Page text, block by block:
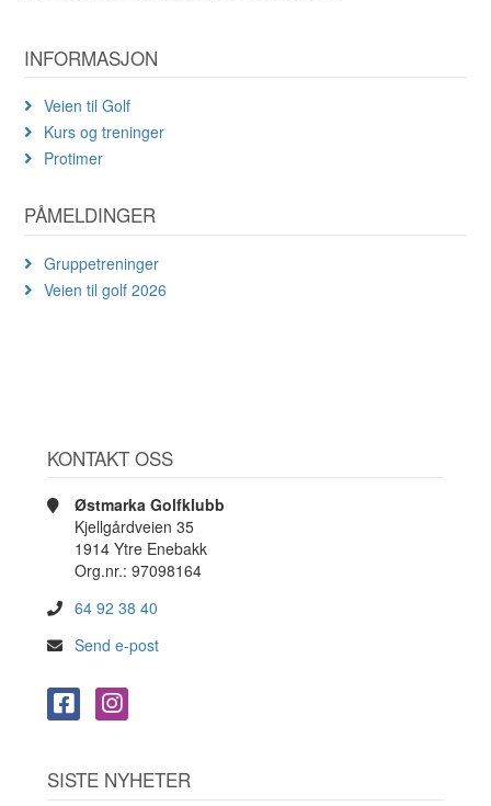
INFORMASJON
Veien til Golf
Kurs og treninger
Protimer
PÅMELDINGER
Gruppetreninger
Veien til golf 2026
KONTAKT OSS
Østmarka Golfklubb
Kjellgårdveien 35
1914 Ytre Enebakk
Org.nr.: 97098164
64 92 38 40
Send e-post
SISTE NYHETER